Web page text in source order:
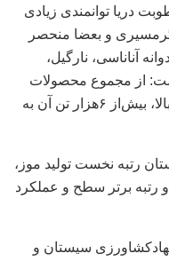
دریا توانمندی زیادی
و بعضا منحصر
آناناسی، نارگیل،
از مجموع محصولات
تولیدی در این بخش به دلیل مرغوبیت بالا، بیش‌از ۶هزار تن آن به
رتبه نخست تولید موز،
رتبه برتر سطح و عملکرد
سیستان و